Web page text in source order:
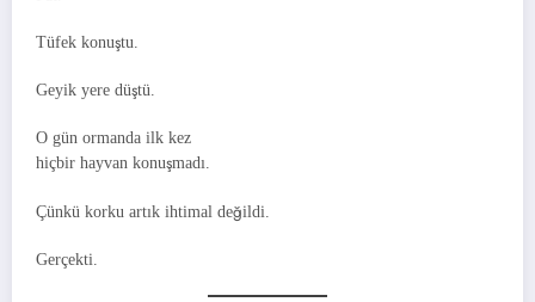
Tüfek konuştu.
Geyik yere düştü.
O gün ormanda ilk kez
hiçbir hayvan konuşmadı.
Çünkü korku artık ihtimal değildi.
Gerçekti.